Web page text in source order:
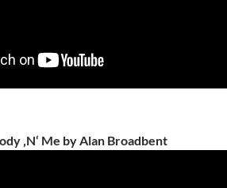
‚N‘ Me by Alan Broadbent